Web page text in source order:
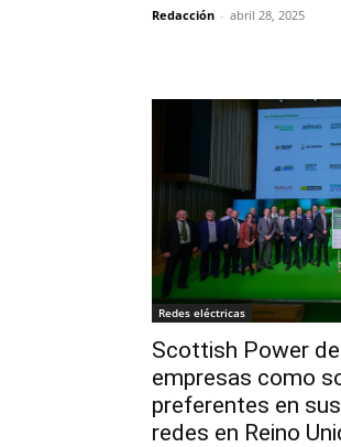
Redacción - abril 28, 2025
Redes eléctricas
Scottish Power
empresas como
preferentes en
redes en Reino